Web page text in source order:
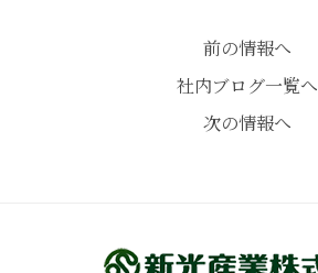
前の情報へ
社内ブログ一覧へ
次の情報へ